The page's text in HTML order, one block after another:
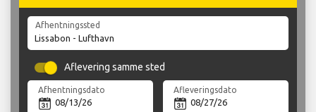
Afhentningssted
Aflevering samme sted
Afhentningsdato Afleveringsdato